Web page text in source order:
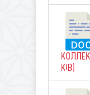
KiB)